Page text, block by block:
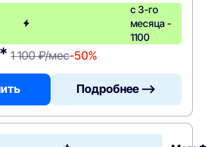
с 3-го
месяца -
1100
1 100 ₽/мес-50%
Подробнее —>